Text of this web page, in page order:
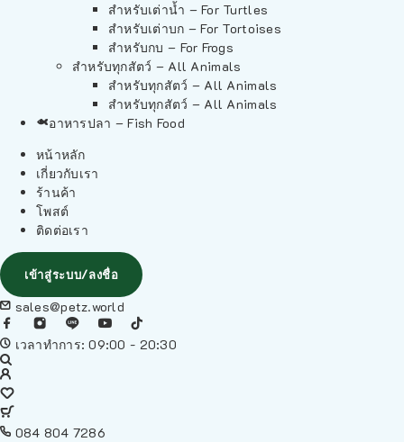
สำหรับเต่าน้ำ – For Turtles
สำหรับเต่าบก – For Tortoises
สำหรับกบ – For Frogs
สำหรับทุกสัตว์ – All Animals
สำหรับทุกสัตว์ – All Animals
สำหรับทุกสัตว์ – All Animals
อาหารปลา – Fish Food
หน้าหลัก
เกี่ยวกับเรา
ร้านค้า
โพสต์
ติดต่อเรา
เข้าสู่ระบบ/ลงชื่อ
sales@petz.world
เวลาทำการ: 09:00 - 20:30
084 804 7286